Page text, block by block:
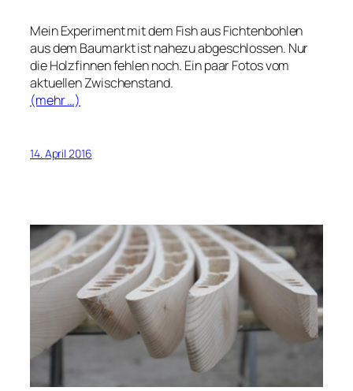
Mein Experiment mit dem Fish aus Fichtenbohlen
aus dem Baumarkt ist nahezu abgeschlossen. Nur
die Holzfinnen fehlen noch. Ein paar Fotos vom
aktuellen Zwischenstand.
(mehr …)
14. April 2016